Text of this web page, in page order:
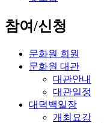
참여/신청
문화원 회원
문화원 대관
대관안내
대관일정
대덕백일장
개최요강